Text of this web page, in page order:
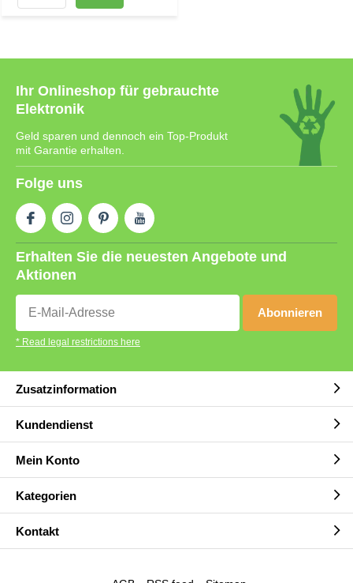
Ihr Onlineshop für gebrauchte
Elektronik
Geld sparen und dennoch ein Top-Produkt
mit Garantie erhalten.
Folge uns
Erhalten Sie die neuesten Angebote und
Aktionen
Abonnieren
* Read legal restrictions here
Zusatzinformation
Kundendienst
Mein Konto
Kategorien
Kontakt